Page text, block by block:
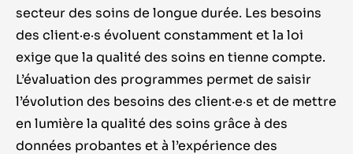
secteur des soins de longue durée. Les besoins
des client·e·s évoluent constamment et la loi
exige que la qualité des soins en tienne compte.
L’évaluation des programmes permet de saisir
l’évolution des besoins des client·e·s et de mettre
en lumière la qualité des soins grâce à des
données probantes et à l’expérience des